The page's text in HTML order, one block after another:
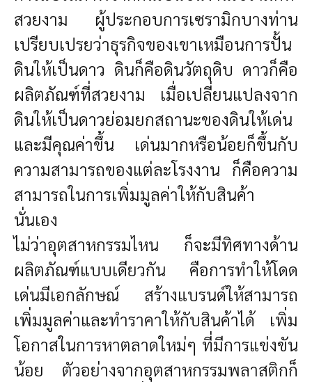
สวยงาม ผู้ประกอบการเซรามิกบางท่าน
เปรียบเปรยว่าธุรกิจของเขาเหมือนการปั้น
ดินให้เป็นดาว ดินก็คือดินวัตถุดิบ ดาวก็คือ
ผลิตภัณฑ์ที่สวยงาม เมื่อเปลี่ยนแปลงจาก
ดินให้เป็นดาวย่อมยกสถานะของดินให้เด่น
และมีคุณค่าขึ้น เด่นมากหรือน้อยก็ขึ้นกับ
ความสามารถของแต่ละโรงงาน ก็คือความ
สามารถในการเพิ่มมูลค่าให้กับสินค้า
นั่นเอง
ไม่ว่าอุตสาหกรรมไหน ก็จะมีทิศทางด้าน
ผลิตภัณฑ์แบบเดียวกัน คือการทำให้โดด
เด่นมีเอกลักษณ์ สร้างแบรนด์ให้สามารถ
เพิ่มมูลค่าและทำราคาให้กับสินค้าได้ เพิ่ม
โอกาสในการหาตลาดใหม่ๆ ที่มีการแข่งขัน
น้อย ตัวอย่างจากอุตสาหกรรมพลาสติกก็